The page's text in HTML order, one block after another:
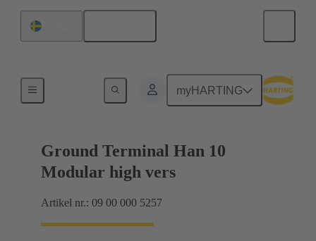
myHARTING
Ground Terminal Han 10
Modular high vers
Artikel nr.: 09 00 000 5257